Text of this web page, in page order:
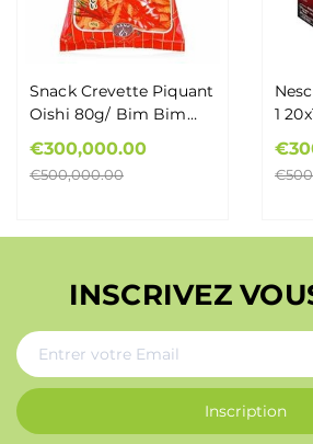
Snack Crevette Piquant
Oishi 80g/ Bim Bim
€300,000.00
€500,000.00
1
INSCRIVEZ
Inscription